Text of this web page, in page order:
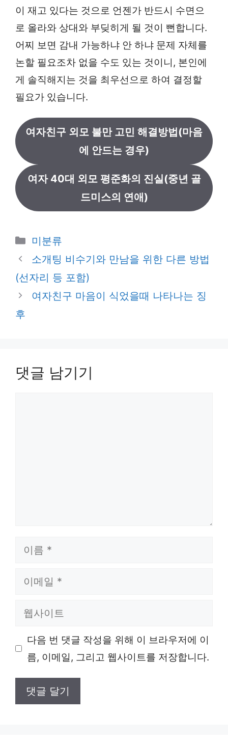
이 재고 있다는 것으로 언젠가 반드시 수면으
로 올라와 상대와 부딪히게 될 것이 뻔합니다.
어찌 보면 감내 가능하냐 안 하냐 문제 자체를
논할 필요조차 없을 수도 있는 것이니, 본인에
게 솔직해지는 것을 최우선으로 하여 결정할
필요가 있습니다.
여자친구 외모 불만 고민 해결방법(마음
에 안드는 경우)
여자 40대 외모 평준화의 진실(중년 골
드미스의 연애)
카
테
리
미분류
소개팅 비수기와 만남을 위한 다른 방법
(선자리 등 포함)
여자친구 마음이 식었을때 나타나는 징
후
댓글 남기기
이
이
일
웹
이 다음 번 댓글 작성을 위해 이 브라우저에 이
름, 이메일, 그리고 웹사이트를 저장합니다.